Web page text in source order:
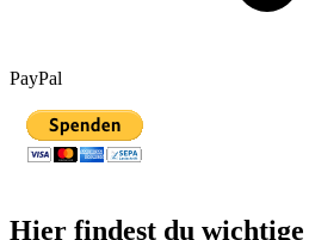
PayPal
Hier findest du wichtige